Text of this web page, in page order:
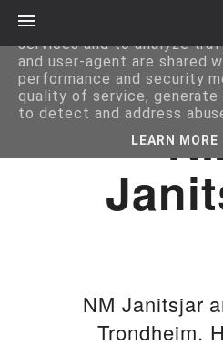
NM Janitsjar
Trondheim.
This site uses cookies from
services and to analyze
and user-agent are shared
performance and security
quality of service,
to detect and address
LEARN MORE